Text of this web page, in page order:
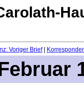
Voriger Brief|